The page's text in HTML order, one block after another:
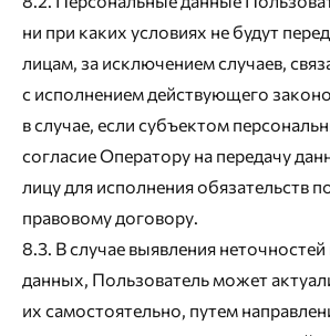
ни при каких условиях не будут
лицам, за исключением случаев,
с исполнением действующего
в случае, если субъектом
согласие Оператору на передачу
лицу для исполнения обязательств
правовому договору.
8.3. В случае выявления
данных, Пользователь может
их самостоятельно, путем